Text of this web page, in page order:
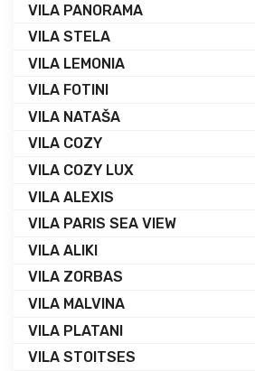
VILA PANORAMA
VILA STELA
VILA LEMONIA
VILA FOTINI
VILA NATAŠA
VILA COZY
VILA COZY LUX
VILA ALEXIS
VILA PARIS SEA VIEW
VILA ALIKI
VILA ZORBAS
VILA MALVINA
VILA PLATANI
VILA STOITSES